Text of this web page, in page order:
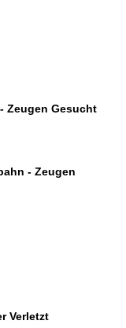
Zeugen Gesucht
- Zeugen
Verletzt